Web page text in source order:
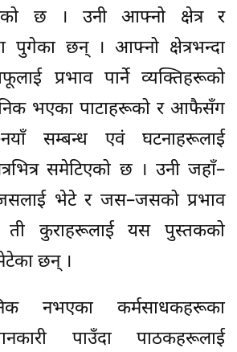
छ । उनी आफ्नो क्षेत्र र
पुगेका छन् । आफ्नो क्षेत्रभन्दा
प्रभाव पार्ने व्यक्तिहरूको
भएका पाटाहरूको र आफैसँग
सम्बन्ध एवं घटनाहरूलाई
समेटिएको छ । उनी जहाँ–
भेटे र जस–जसको प्रभाव
ती कुराहरूलाई यस पुस्तकको
छन् ।
नभएका कर्मसाधकहरूका
पाउँदा पाठकहरूलाई